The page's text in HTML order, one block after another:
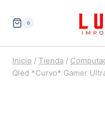
0
Inicio / Tienda /
Qled *Curvo* Gamer